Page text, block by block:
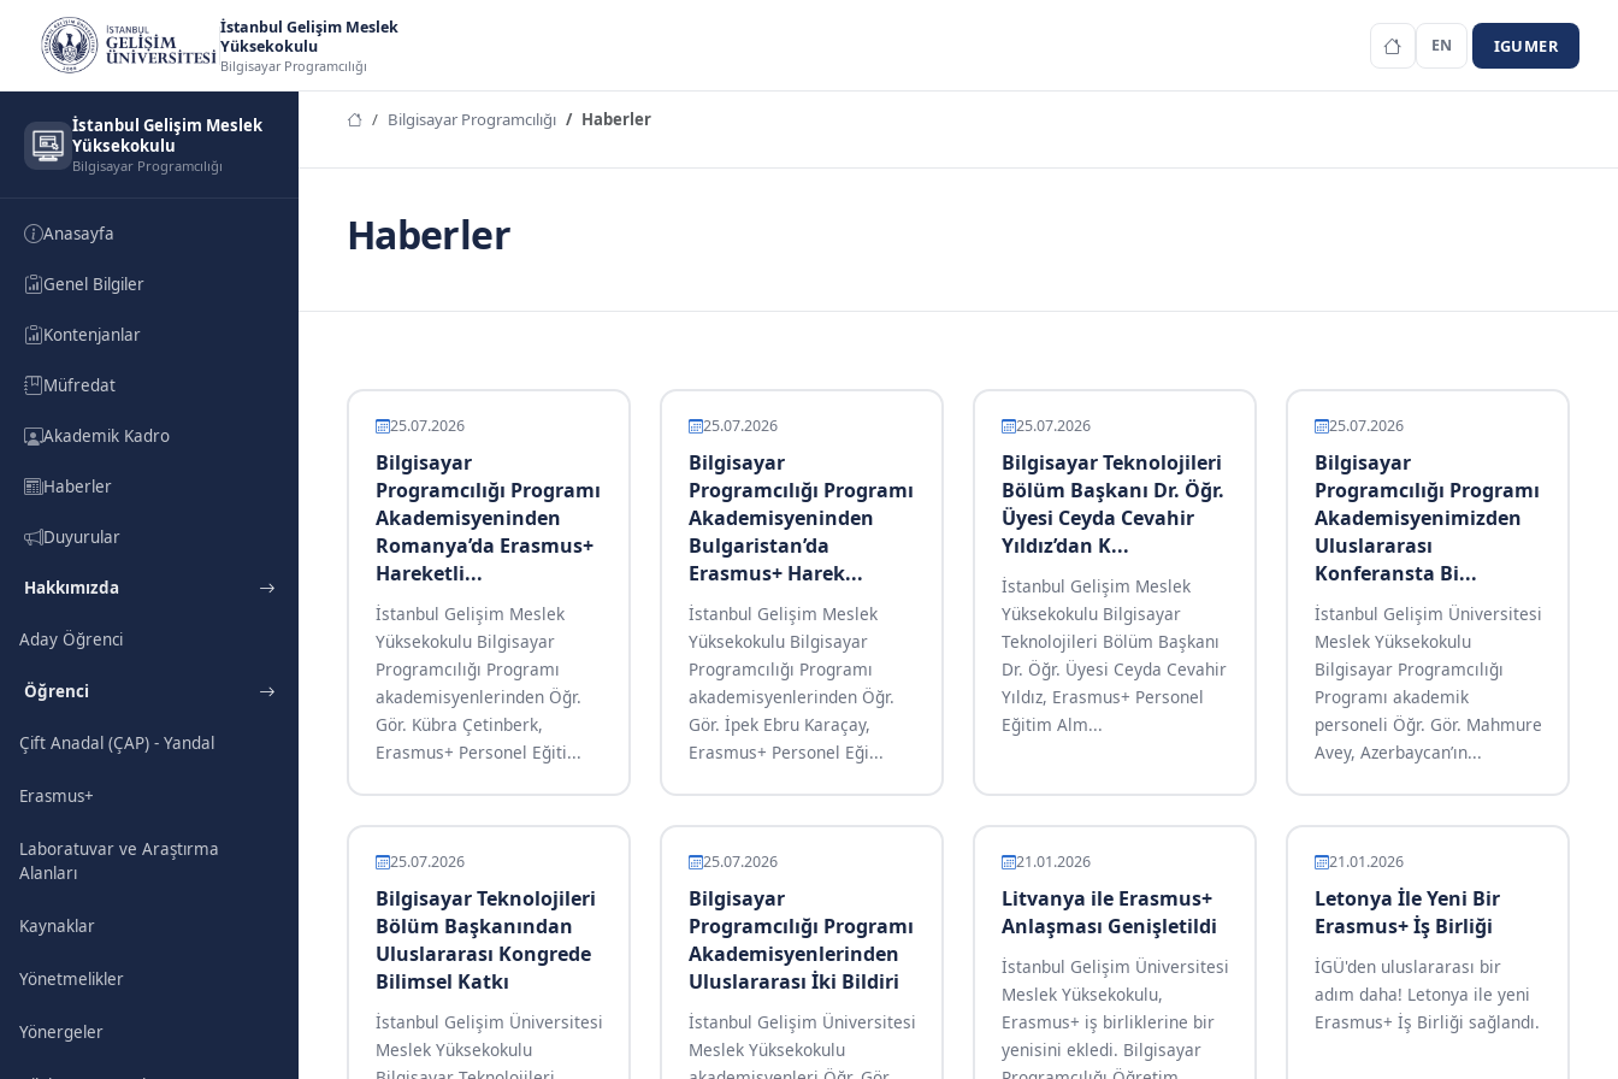
İstanbul Gelişim Meslek
Yüksekokulu
Bilgisayar Programcılığı
EN IGUMER
İstanbul Gelişim Meslek
Yüksekokulu
Bilgisayar Programcılığı
Anasayfa
Genel Bilgiler
Kontenjanlar
Müfredat
Akademik Kadro
Haberler
Duyurular
Hakkımızda
Aday Öğrenci
Öğrenci
Çift Anadal (ÇAP) - Yandal
Erasmus+
Laboratuvar ve Araştırma
Alanları
Kaynaklar
Yönetmelikler
Yönergeler
Bilgisayar Programcılığı Haberler
Haberler
25.07.2026
Bilgisayar
Programcılığı Programı
Akademisyeninden
Romanya’da Erasmus+
Hareketli...
İstanbul Gelişim Meslek
Yüksekokulu Bilgisayar
Programcılığı Programı
akademisyenlerinden Öğr.
Gör. Kübra Çetinberk,
Erasmus+ Personel Eğiti...
25.07.2026
Bilgisayar
Programcılığı Programı
Akademisyeninden
Bulgaristan’da
Erasmus+ Harek...
İstanbul Gelişim Meslek
Yüksekokulu Bilgisayar
Programcılığı Programı
akademisyenlerinden Öğr.
Gör. İpek Ebru Karaçay,
Erasmus+ Personel Eği...
25.07.2026
Bilgisayar Teknolojileri
Bölüm Başkanı Dr. Öğr.
Üyesi Ceyda Cevahir
Yıldız’dan K...
İstanbul Gelişim Meslek
Yüksekokulu Bilgisayar
Teknolojileri Bölüm Başkanı
Dr. Öğr. Üyesi Ceyda Cevahir
Yıldız, Erasmus+ Personel
Eğitim Alm...
25.07.2026
Bilgisayar
Programcılığı Programı
Akademisyenimizden
Uluslararası
Konferansta Bi...
İstanbul Gelişim Üniversitesi
Meslek Yüksekokulu
Bilgisayar Programcılığı
Programı akademik
personeli Öğr. Gör. Mahmure
Avey, Azerbaycan’ın...
25.07.2026
Bilgisayar Teknolojileri
Bölüm Başkanından
Uluslararası Kongrede
Bilimsel Katkı
İstanbul Gelişim Üniversitesi
Meslek Yüksekokulu
25.07.2026
Bilgisayar
Programcılığı Programı
Akademisyenlerinden
Uluslararası İki Bildiri
İstanbul Gelişim Üniversitesi
Meslek Yüksekokulu
21.01.2026
Litvanya ile Erasmus+
Anlaşması Genişletildi
İstanbul Gelişim Üniversitesi
Meslek Yüksekokulu,
Erasmus+ iş birliklerine bir
yenisini ekledi. Bilgisayar
21.01.2026
Letonya İle Yeni Bir
Erasmus+ İş Birliği
İGÜ'den uluslararası bir
adım daha! Letonya ile yeni
Erasmus+ İş Birliği sağlandı.